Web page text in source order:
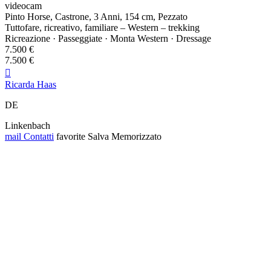
videocam
Pinto Horse, Castrone, 3 Anni, 154 cm, Pezzato
Tuttofare, ricreativo, familiare – Western – trekking
Ricreazione · Passeggiate · Monta Western · Dressage
7.500 €
7.500 €

Ricarda Haas
DE
Linkenbach
mail Contatti favorite Salva Memorizzato